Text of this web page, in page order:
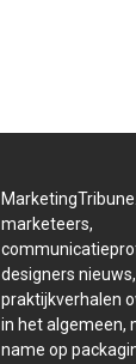
marketeers,
designers
praktijkverhalen
in het algemeen,
name op